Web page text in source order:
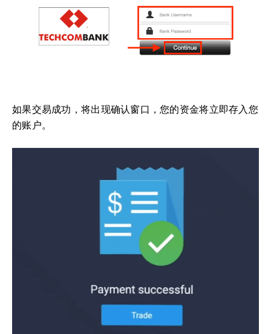
如果交易成功，将出现确认窗口，您的资金将立即存入您
的账户。